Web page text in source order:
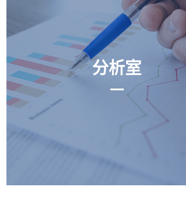
分析室
分析室
原物料检验、逆向工程
生产检验、合成结构分析